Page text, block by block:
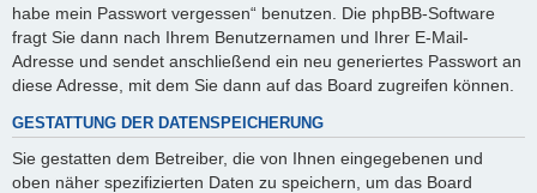
habe mein Passwort vergessen“ benutzen. Die phpBB-Software
fragt Sie dann nach Ihrem Benutzernamen und Ihrer E-Mail-
Adresse und sendet anschließend ein neu generiertes Passwort an
diese Adresse, mit dem Sie dann auf das Board zugreifen können.
GESTATTUNG DER DATENSPEICHERUNG
Sie gestatten dem Betreiber, die von Ihnen eingegebenen und
oben näher spezifizierten Daten zu speichern, um das Board